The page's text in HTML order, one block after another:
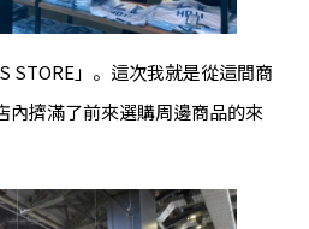
STORE」。這次我就是從這間商
內擠滿了前來選購周邊商品的來